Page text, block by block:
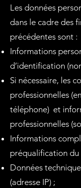
Les données
dans le cadre des
précédentes sont :
Informations
d’identification
Si nécessaire, les
professionnelles
téléphone) et
professionnelles
Informations
préqualification du
Données
(adresse IP) ;